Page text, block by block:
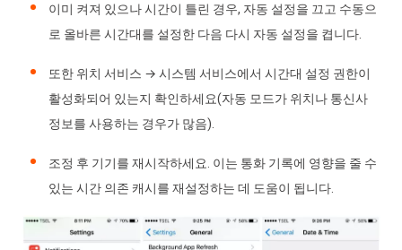
이미 켜져 있으나 시간이 틀린 경우, 자동 설정을 끄고 수동으
로 올바른 시간대를 설정한 다음 다시 자동 설정을 켭니다.
또한 위치 서비스 → 시스템 서비스에서 시간대 설정 권한이
활성화되어 있는지 확인하세요(자동 모드가 위치나 통신사
정보를 사용하는 경우가 많음).
조정 후 기기를 재시작하세요. 이는 통화 기록에 영향을 줄 수
있는 시간 의존 캐시를 재설정하는 데 도움이 됩니다.